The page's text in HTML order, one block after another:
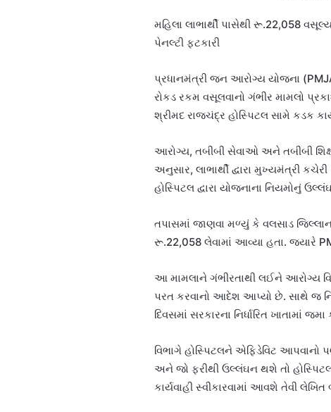
મહિલા લાભાર્થી પાસેથી રૂ.22,058
પેનલ્ટી ફટકારી
પ્રધાનમંત્રી જન આરોગ્ય યોજના
રોકડ રકમ વસૂલવાનો ગંભીર મામલો
શ્રીમદ રાજચંદ્ર હોસ્પિટલ સામે કડક
આરોગ્ય, તબીબી સેવાઓ અને તબીબી
અનુસાર, લાભાર્થી દ્વારા મુખ્યમંત્રી
હોસ્પિટલ દ્વારા યોજનાના નિયમોનું
તપાસમાં જાણવા મળ્યું કે વલસાડ
રૂ.22,058લેવામાં આવ્યા હતા. જ્યારે
આ મામલાને ગંભીરતાથી લઈને આરોગ્ય
પરત કરવાનો આદેશ આપ્યો છે. સાથે જ
દિવસમાં સરકારના નિર્ધારિત ખાતામાં
વિભાગે હોસ્પિટલને એફિડેવિટ આપવાનો
અને જો ફરીથી ઉલ્લંઘન થશે તો
કાર્યવાહી સ્વીકારવામાં આવશે તેવી